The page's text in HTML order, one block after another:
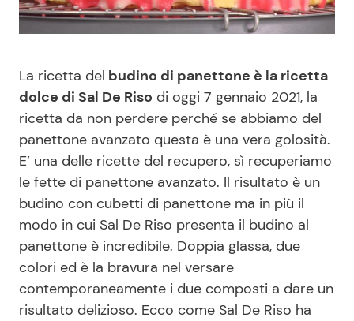
Benessere
Casa
Moda e Style
Mondo Mamma
News benessere
Salute
Viaggi e Turismo
Cucina e Ricette
Consigli di Cucina
Dolci
Le Ricette in TV
Primi Piatti
Ricette Facili e Veloci
Ricette Feste
La ricetta del budino di panettone è la ricetta
dolce di Sal De Riso di oggi 7 gennaio 2021, la
ricetta da non perdere perché se abbiamo del
panettone avanzato questa è una vera golosità.
E’ una delle ricette del recupero, sì recuperiamo
le fette di panettone avanzato. Il risultato è un
budino con cubetti di panettone ma in più il
modo in cui Sal De Riso presenta il budino al
panettone è incredibile. Doppia glassa, due
colori ed è la bravura nel versare
contemporaneamente i due composti a dare un
risultato delizioso. Ecco come Sal De Riso ha